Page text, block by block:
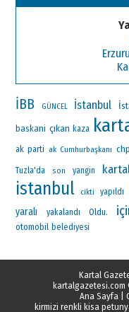
İBB GÜNCEL İstanbul
baskani çıkan kaza
ak parti ak Cumhurbaşkanı chp
Tuzla'da son yangin
istanbul cikti yapıldı
yaralı yakalandı Oldu.
otomobil belediyesi
Kartal
kartalgazetesi.com
Ana Sayfa
kirmizi renkli kisa